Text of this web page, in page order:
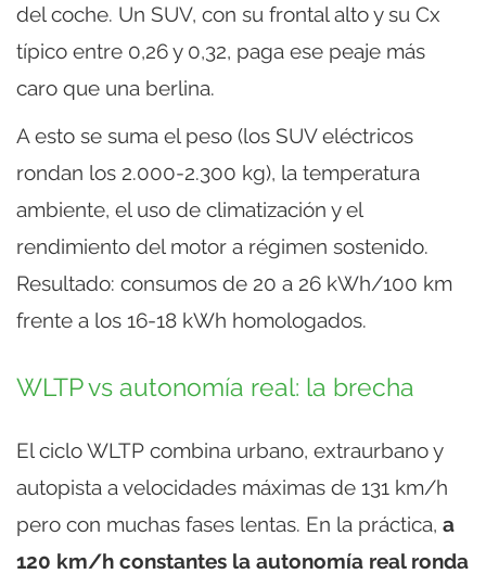
del coche. Un SUV, con su frontal alto y su Cx
típico entre 0,26 y 0,32, paga ese peaje más
caro que una berlina.
A esto se suma el peso (los SUV eléctricos
rondan los 2.000-2.300 kg), la temperatura
ambiente, el uso de climatización y el
rendimiento del motor a régimen sostenido.
Resultado: consumos de 20 a 26 kWh/100 km
frente a los 16-18 kWh homologados.
WLTP vs autonomía real: la brecha
El ciclo WLTP combina urbano, extraurbano y
autopista a velocidades máximas de 131 km/h
pero con muchas fases lentas. En la práctica, a
120 km/h constantes la autonomía real ronda